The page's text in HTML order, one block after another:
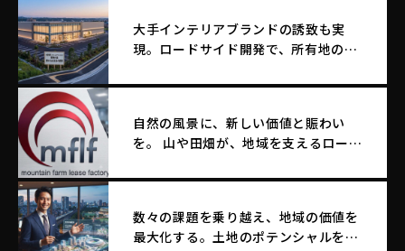
大手インテリアブランドの誘致も実
現。ロードサイド開発で、所有地のポ
自然の風景に、新しい価値と賑わい
を。 山や田畑が、地域を支えるロード
数々の課題を乗り越え、地域の価値を
最大化する。土地のポテンシャルを引